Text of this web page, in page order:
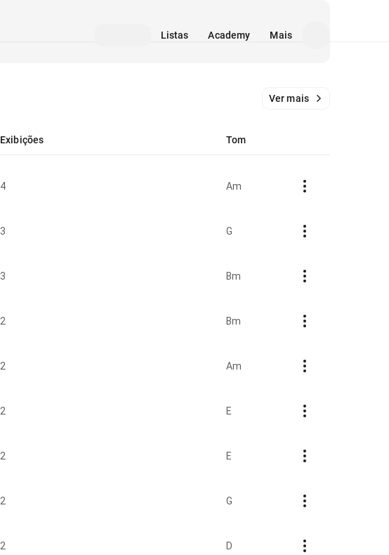
Listas Academy Mais
Ver mais
Exibições Tom
4 Am
3 G
3 Bm
2 Bm
2 Am
2 E
2 E
2 G
2 D